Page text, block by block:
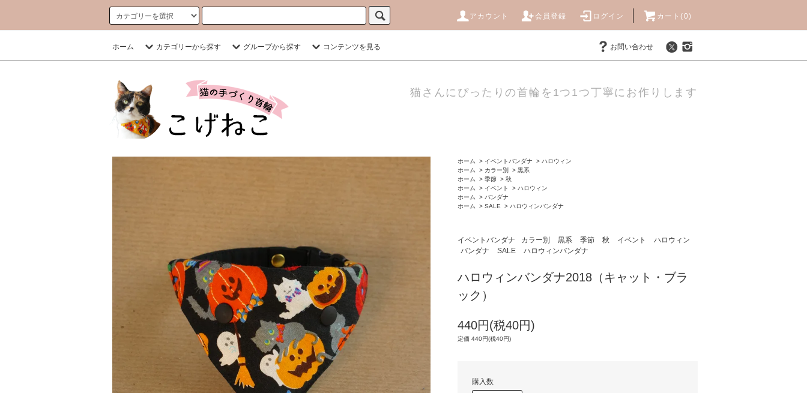
アカウント 会員登録 ログイン カート(0)
ホーム カテゴリーから探す グループから探す コンテンツを見る お問い合わせ
猫さんにぴったりの首輪を1つ1つ丁寧にお作りします
ホーム > イベントバンダナ > ハロウィン
ホーム
> カラー別 > 黒系
ホーム
> 季節 > 秋
ホーム
> イベント > ハロウィン
ホーム
> バンダナ
ホーム
> SALE > ハロウィンバンダナ
イベントバンダナ カラー別 黒系 季節 秋 イベント
ハロウィン
バンダナ
SALE ハロウィンバンダナ
ハロウィンバンダナ2018（キャット・ブラ
ック）
440円(税40円)
定価 440円(税40円)
購入数